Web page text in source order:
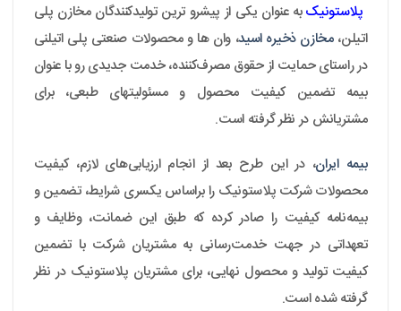
پلاستونیکبه عنوان یکی از پیشرو ترین تولیدکنندگان مخازن پلی
اتیلن،مخازن ذخیره اسید، وان ها و محصولات صنعتی پلی اتیلنی
در راستای حمایت از حقوق مصرف‌کننده، خدمت جدیدی رو با عنوان
بیمه تضمین کیفیت محصول و مسئولیتهای طبعی، برای
مشتریانش در نظر گرفته است.
بیمه ایران، در این طرح بعد از انجام ارزیابی‌های لازم، کیفیت
محصولات شرکت پلاستونیک را براساس یکسری شرایط، تضمین و
بیمه‌نامه کیفیت را صادر کرده که طبق این ضمانت، وظایف و
تعهداتی در جهت خدمت‌رسانی به مشتریان شرکت با تضمین
کیفیت تولید و محصول نهایی، برای مشتریان پلاستونیک در نظر
گرفته شده است.